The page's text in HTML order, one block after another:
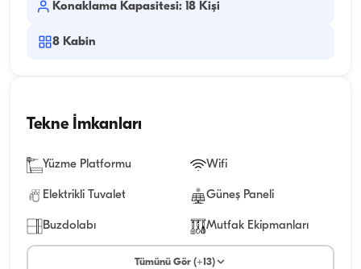
Konaklama Kapasitesi: 18 Kişi
8 Kabin
Tekne İmkanları
Yüzme Platformu Wifi
Elektrikli Tuvalet Güneş Paneli
Buzdolabı Mutfak Ekipmanları
Tümünü Gör (+13)